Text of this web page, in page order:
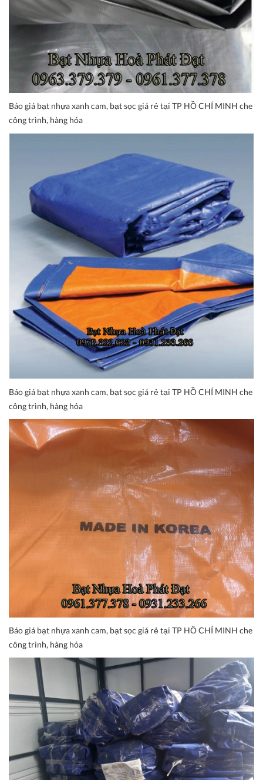
Báo giá bạt nhựa xanh cam, bạt sọc giá rẻ tại TP HỒ CHÍ MINH che
công trình, hàng hóa
Báo giá bạt nhựa xanh cam, bạt sọc giá rẻ tại TP HỒ CHÍ MINH che
công trình, hàng hóa
Báo giá bạt nhựa xanh cam, bạt sọc giá rẻ tại TP HỒ CHÍ MINH che
công trình, hàng hóa